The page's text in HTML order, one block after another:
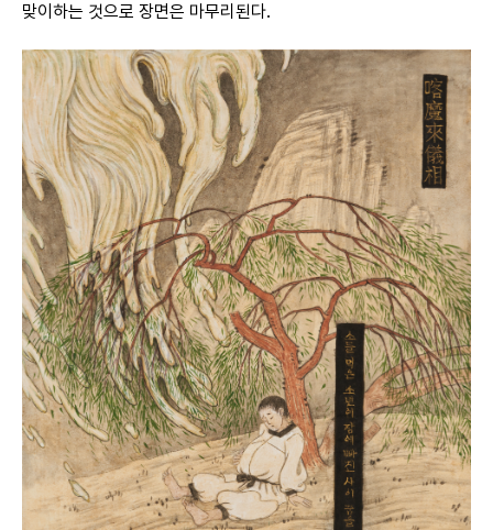
맞이하는 것으로 장면은 마무리된다.